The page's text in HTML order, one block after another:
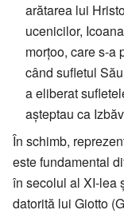
arătarea lui
ucenicilor,
morțoo, care s-a
când sufletul
a eliberat
așteptau ca
În schimb,
este fundamental
în secolul al XI-lea
datorită lui Giotto